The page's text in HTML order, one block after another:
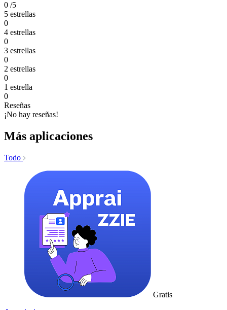
0 /5
5 estrellas
0
4 estrellas
0
3 estrellas
0
2 estrellas
0
1 estrella
0
Reseñas
¡No hay reseñas!
Más aplicaciones
Todo
Gratis